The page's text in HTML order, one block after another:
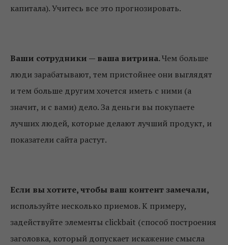
капитала). Учитесь все это прогнозировать.
Ваши сотрудники — ваша витрина.Чем больше
люди зарабатывают, тем пристойнее они выглядят
и тем больше другим хочется иметь с ними (а
значит, и с вами) дело. За деньги вы покупаете
лучших людей, которые делают лучший продукт, и
показатели сайта растут.
Если вы хотите, чтобы ваш контент замечали,
используйте несколько приемов. К примеру,
задействуйте элементы clickbait (способ построения
заголовка, который допускает искажение смысла